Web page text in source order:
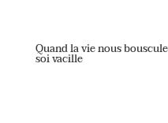
Quand la vie nous
soi vacille